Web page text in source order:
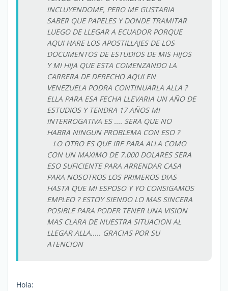
INCLUYENDOME, PERO ME GUSTARIA
SABER QUE PAPELES Y DONDE TRAMITAR
LUEGO DE LLEGAR A ECUADOR PORQUE
AQUI HARE LOS APOSTILLAJES DE LOS
DOCUMENTOS DE ESTUDIOS DE MIS HIJOS
Y MI HIJA QUE ESTA COMENZANDO LA
CARRERA DE DERECHO AQUI EN
VENEZUELA PODRA CONTINUARLA ALLA ?
ELLA PARA ESA FECHA LLEVARIA UN AÑO DE
ESTUDIOS Y TENDRA 17 AÑOS MI
INTERROGATIVA ES .... SERA QUE NO
HABRA NINGUN PROBLEMA CON ESO ?
LO OTRO ES QUE IRE PARA ALLA COMO
CON UN MAXIMO DE 7.000 DOLARES SERA
ESO SUFICIENTE PARA ARRENDAR CASA
PARA NOSOTROS LOS PRIMEROS DIAS
HASTA QUE MI ESPOSO Y YO CONSIGAMOS
EMPLEO ? ESTOY SIENDO LO MAS SINCERA
POSIBLE PARA PODER TENER UNA VISION
MAS CLARA DE NUESTRA SITUACION AL
LLEGAR ALLA..... GRACIAS POR SU
ATENCION
Hola: